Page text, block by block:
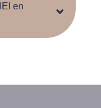
en